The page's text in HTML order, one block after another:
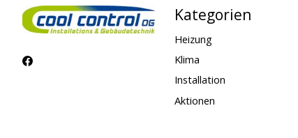
Kategorien
Heizung
Klima
Installation
Aktionen